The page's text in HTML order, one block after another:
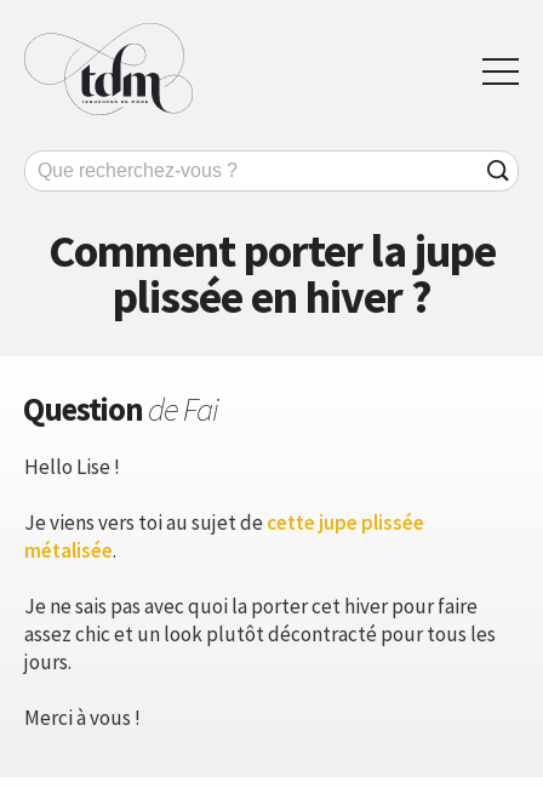
Comment porter la jupe
plissée en hiver ?
Questionde Fai
Hello Lise !
Je viens vers toi au sujet decette jupe plissée
métalisée.
Je ne sais pas avec quoi la porter cet hiver pour faire
assez chic et un look plutôt décontracté pour tous les
jours.
Merci à vous !